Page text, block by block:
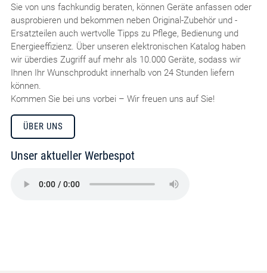
Sie von uns fachkundig beraten, können Geräte anfassen oder
ausprobieren und bekommen neben Original-Zubehör und -
Ersatzteilen auch wertvolle Tipps zu Pflege, Bedienung und
Energieeffizienz. Über unseren elektronischen Katalog haben
wir überdies Zugriff auf mehr als 10.000 Geräte, sodass wir
Ihnen Ihr Wunschprodukt innerhalb von 24 Stunden liefern
können.
Kommen Sie bei uns vorbei – Wir freuen uns auf Sie!
ÜBER UNS
Unser aktueller Werbespot